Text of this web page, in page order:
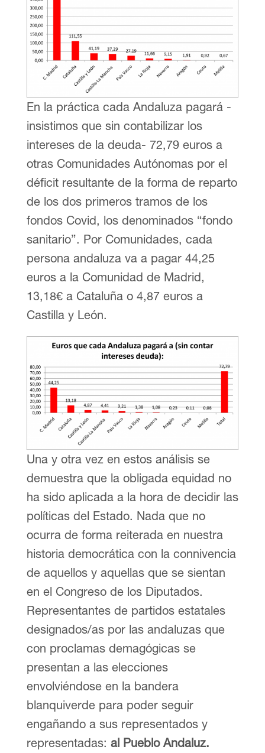
En la práctica cada Andaluza pagará -
insistimos que sin contabilizar los
intereses de la deuda- 72,79 euros a
otras Comunidades Autónomas por el
déficit resultante de la forma de reparto
de los dos primeros tramos de los
fondos Covid, los denominados “fondo
sanitario”. Por Comunidades, cada
persona andaluza va a pagar 44,25
euros a la Comunidad de Madrid,
13,18€ a Cataluña o 4,87 euros a
Castilla y León.
Una y otra vez en estos análisis se
demuestra que la obligada equidad no
ha sido aplicada a la hora de decidir las
políticas del Estado. Nada que no
ocurra de forma reiterada en nuestra
historia democrática con la connivencia
de aquellos y aquellas que se sientan
en el Congreso de los Diputados.
Representantes de partidos estatales
designados/as por las andaluzas que
con proclamas demagógicas se
presentan a las elecciones
envolviéndose en la bandera
blanquiverde para poder seguir
engañando a sus representados y
representadas: al Pueblo Andaluz.